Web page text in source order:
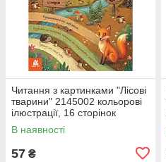
Читання з картинками "Лісові
тварини" 2145002 кольорові
ілюстрації, 16 сторінок
В наявності
57 ₴